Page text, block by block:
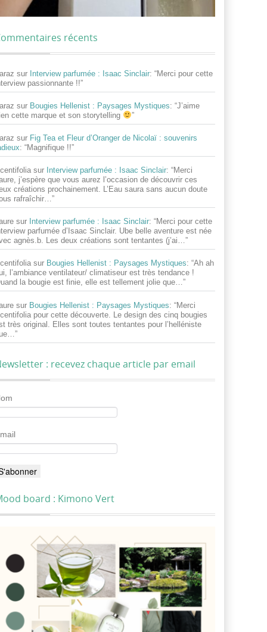
récents
sur Interview parfumée : Isaac Sinclair: “Merci pour cette
passionnante !!”
sur Bougies Hellenist : Paysages Mystiques: “J’aime
cette marque et son storytelling
”
sur Fig Tea et Fleur d’Oranger de Nicolaï : souvenirs
: “Magnifique !!”
sur Interview parfumée : Isaac Sinclair: “Merci
j’espère que vous aurez l’occasion de découvrir ces
créations prochainement. L’Eau saura sans aucun doute
rafraîchir…”
sur Interview parfumée : Isaac Sinclair: “Merci pour cette
parfumée d’Isaac Sinclair. Ube belle aventure est née
agnès.b. Les deux créations sont tentantes (j’ai…”
sur Bougies Hellenist : Paysages Mystiques: “Ah ah
l’ambiance ventilateur/ climatiseur est très tendance !
la bougie est finie, elle est tellement jolie que…”
sur Bougies Hellenist : Paysages Mystiques: “Merci
pour cette découverte. Le design des cinq bougies
très original. Elles sont toutes tentantes pour l’helléniste
”
: recevez chaque article par email
board : Kimono Vert